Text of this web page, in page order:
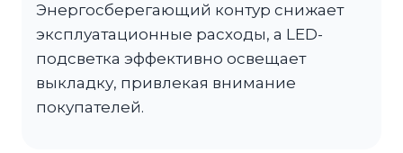
Энергосберегающий контур снижает
эксплуатационные расходы, а LED-
подсветка эффективно освещает
выкладку, привлекая внимание
покупателей.